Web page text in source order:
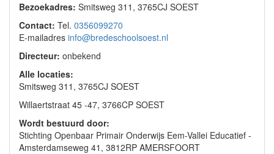
Bezoekadres: Smitsweg 311, 3765CJ SOEST
Contact: Tel. 0356099270
E-mailadres info@bredeschoolsoest.nl
Directeur: onbekend
Alle locaties:
Smitsweg 311, 3765CJ SOEST
Willaertstraat 45 -47, 3766CP SOEST
Wordt bestuurd door:
Stichting Openbaar Primair Onderwijs Eem-Vallei Educatief -
Amsterdamseweg 41, 3812RP AMERSFOORT